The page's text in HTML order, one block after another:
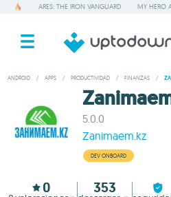
ARES: THE IRON VANGUARD MY HERO
ANDROID / APPS / PRODUCTIVIDAD / FINANZAS /
5.0.0
Zanimaem.kz
DEV ONBOARD
0 353